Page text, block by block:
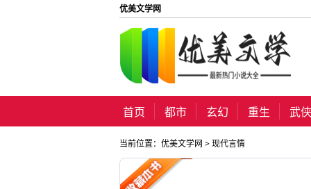
优美文学网
首页 都市 玄幻 重生 武侠
当前位置： 优美文学网 >现代言情